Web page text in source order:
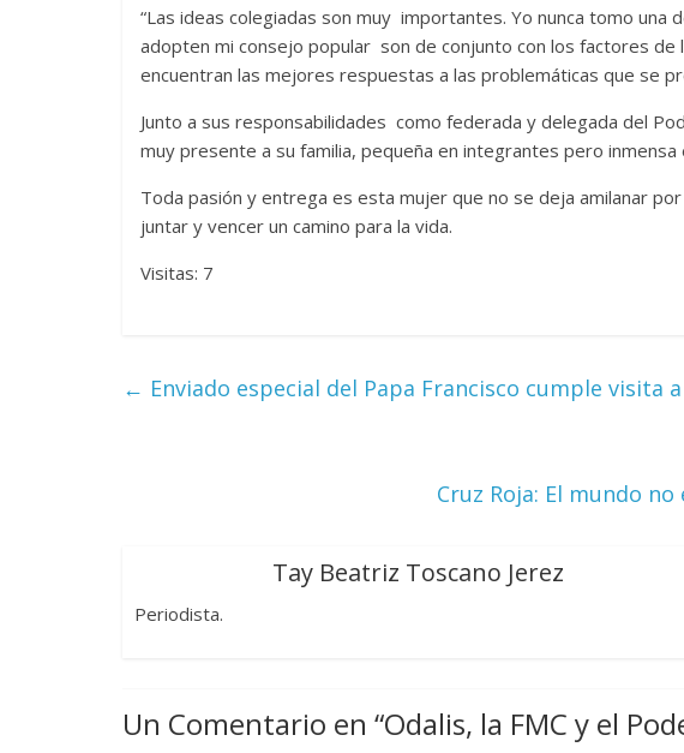
“Las ideas colegiadas son muy importantes. Yo nunca tomo una
adopten mi consejo popular son de conjunto con los factores
encuentran las mejores respuestas a las problemáticas que se
Junto a sus responsabilidades como federada y delegada del
muy presente a su familia, pequeña en integrantes pero
Toda pasión y entrega es esta mujer que no se deja amilanar
juntar y vencer un camino para la vida.
Visitas: 7
← Enviado especial del Papa Francisco cumple visita
Cruz Roja: El mundo
Tay Beatriz Toscano Jerez
Periodista.
Un Comentario en “Odalis, la FMC y el
Cine macizo de Cronenberg
El documental
tierray el despojo
30 junio, 2026 Julio Martínez